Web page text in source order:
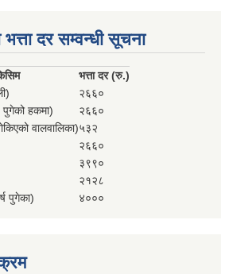
भत्ता दर सम्वन्धी सूचना
भत्ता दर (रु.)
२६६०
पुगेको हकमा)
२६६०
वालवालिका)५३२
२६६०
३९९०
२१२८
पुगेका) ४०००